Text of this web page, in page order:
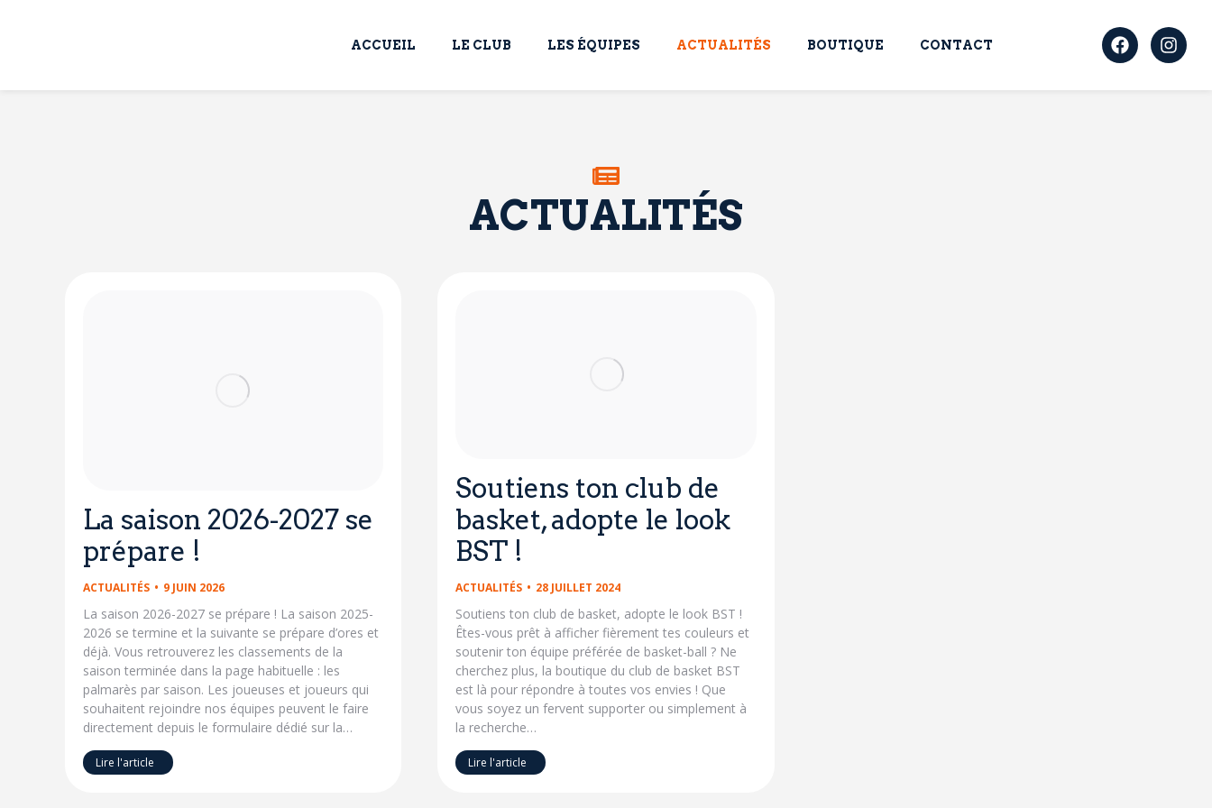
ACCUEIL LE CLUB LES ÉQUIPES ACTUALITÉS BOUTIQUE CONTACT
ACTUALITÉS
La saison 2026-2027 se
prépare !​
ACTUALITÉS 9 JUIN 2026
La saison 2026-2027 se prépare !​ La saison 2025-
2026 se termine et la suivante se prépare d’ores et
déjà. Vous retrouverez les classements de la
saison terminée dans la page habituelle : les
palmarès par saison. Les joueuses et joueurs qui
souhaitent rejoindre nos équipes peuvent le faire
directement depuis le formulaire dédié sur la…
Lire l'article
Soutiens ton club de
basket, adopte le look
BST !
ACTUALITÉS 28 JUILLET 2024
Soutiens ton club de basket, adopte le look BST !
Êtes-vous prêt à afficher fièrement tes couleurs et
soutenir ton équipe préférée de basket-ball ? Ne
cherchez plus, la boutique du club de basket BST
est là pour répondre à toutes vos envies ! Que
vous soyez un fervent supporter ou simplement à
la recherche…
Lire l'article